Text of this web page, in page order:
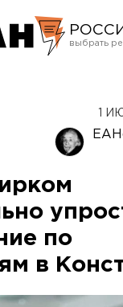
1
по
в